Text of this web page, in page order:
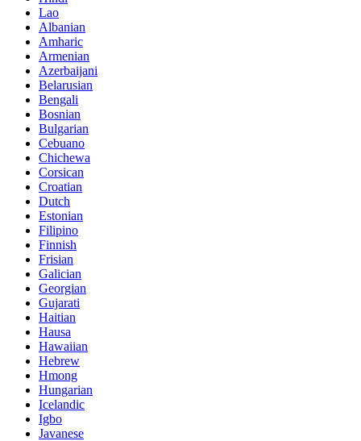
Lao
Albanian
Amharic
Armenian
Azerbaijani
Belarusian
Bengali
Bosnian
Bulgarian
Cebuano
Chichewa
Corsican
Croatian
Dutch
Estonian
Filipino
Finnish
Frisian
Galician
Georgian
Gujarati
Haitian
Hausa
Hawaiian
Hebrew
Hmong
Hungarian
Icelandic
Igbo
Javanese